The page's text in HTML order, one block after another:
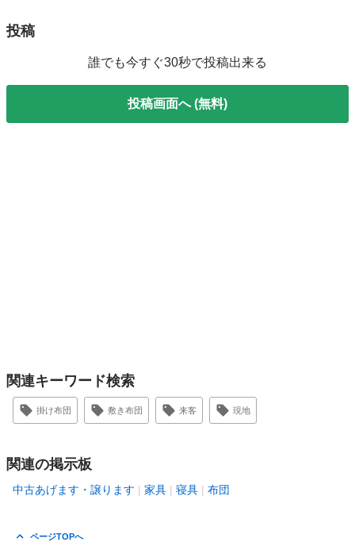
投稿
誰でも今すぐ30秒で投稿出来る
投稿画面へ (無料)
関連キーワード検索
掛け布団 敷き布団 来客 現地
関連の掲示板
中古あげます・譲ります 家具 寝具 布団
ページTOPへ